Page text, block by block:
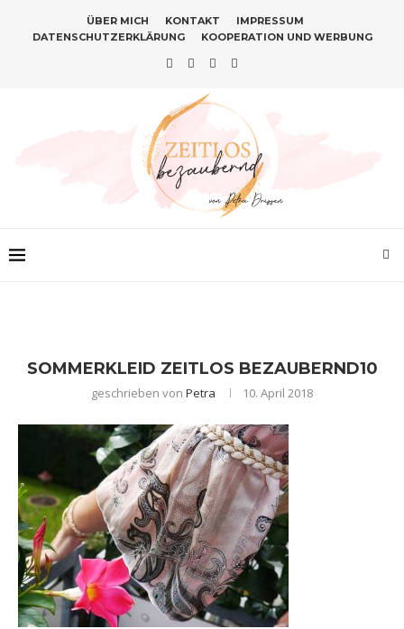
ÜBER MICH KONTAKT
IMPRESSUM
DATENSCHUTZERKLÄRUNG
KOOPERATION UND WERBUNG
SOMMERKLEID ZEITLOS BEZAUBERND10
geschrieben von Petra 10. April 2018